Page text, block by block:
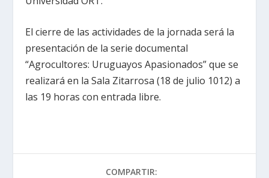
El cierre de las actividades de la jornada será la
presentación de la serie documental
“Agrocultores: Uruguayos Apasionados” que se
realizará en la Sala Zitarrosa (18 de julio 1012) a
las 19 horas con entrada libre.
COMPARTIR: